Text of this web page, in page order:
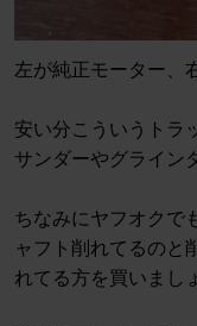
左が純正モーター、
安い分こういうトラ
サンダーやグライン
ちなみにヤフオクで
ャフト削れてるのと
れてる方を買いまし